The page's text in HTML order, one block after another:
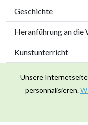
Geschichte
Heranführung an die
Kunstunterricht
Luxemburgisch
Mathematik
Unsere Internetseite
personnalisieren.